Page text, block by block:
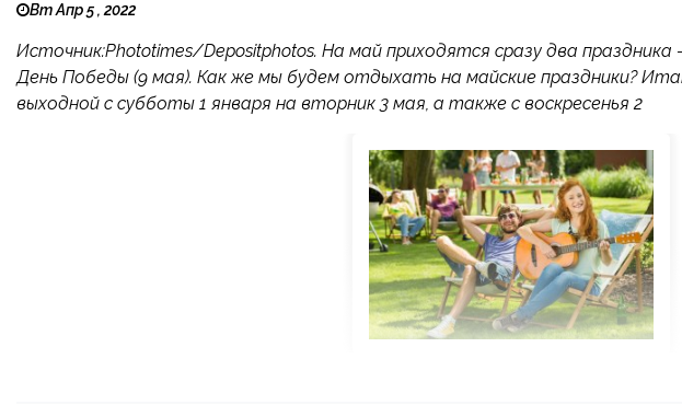
Вт Апр 5 , 2022
Источник:Phototimes/Depositphotos. На май приходятся сразу два праздника
День Победы (9 мая). Как же мы будем отдыхать на майские праздники?
выходной с субботы 1 января на вторник 3 мая, а также с воскресенья 2